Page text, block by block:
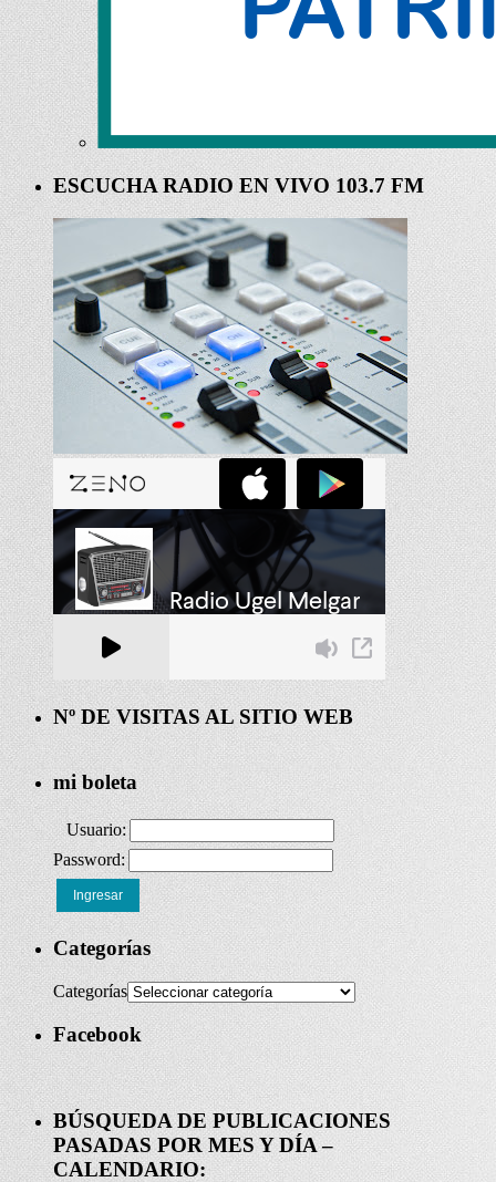
ESCUCHA RADIO EN VIVO 103.7 FM
Nº DE VISITAS AL SITIO WEB
mi boleta
Usuario:
Password:
Ingresar
Categorías
Categorías
Facebook
BÚSQUEDA DE PUBLICACIONES
PASADAS POR MES Y DÍA –
CALENDARIO: